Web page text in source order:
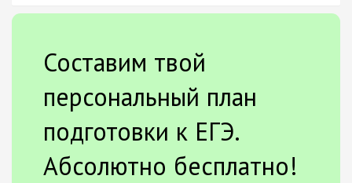
Составим твой
персональный план
подготовки к ЕГЭ.
Абсолютно бесплатно!